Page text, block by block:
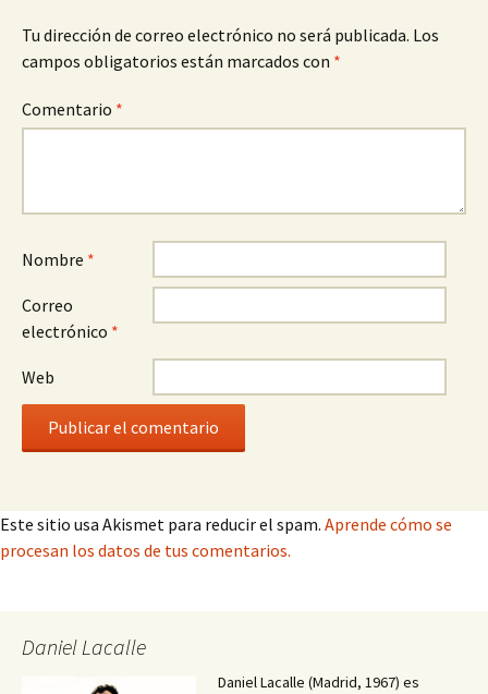
Tu dirección de correo electrónico no será publicada. Los
campos obligatorios están marcados con *
Comentario *
Nombre *
Correo
electrónico *
Web
Este sitio usa Akismet para reducir el spam. Aprende cómo se
procesan los datos de tus comentarios.
Daniel Lacalle
Daniel Lacalle (Madrid, 1967) es